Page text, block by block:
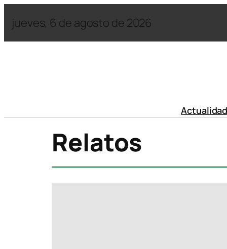
jueves, 6 de agosto de 2026
Relatos